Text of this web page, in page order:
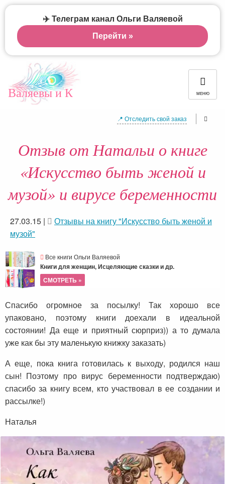
Валяевы и К МЕНЮ
📍 Отследить свой заказ
Отзыв от Натальи о книге
«Искусство быть женой и
музой» и вирусе беременности
27.03.15 |
Отзывы на книгу "Искусство быть женой и
музой"
Все книги Ольги Валяевой
Книги для женщин, Исцеляющие сказки и др.
СМОТРЕТЬ »
Спасибо огромное за посылку! Так хорошо все
упаковано, поэтому книги доехали в идеальной
состоянии! Да еще и приятный сюрприз)) а то думала
уже как бы эту маленькую книжку заказать)
А еще, пока книга готовилась к выходу, родился наш
сын! Поэтому про вирус беременности подтверждаю)
спасибо за книгу всем, кто участвовал в ее создании и
рассылке!)
Наталья
✈️ Телеграм канал Ольги Валяевой
Перейти »